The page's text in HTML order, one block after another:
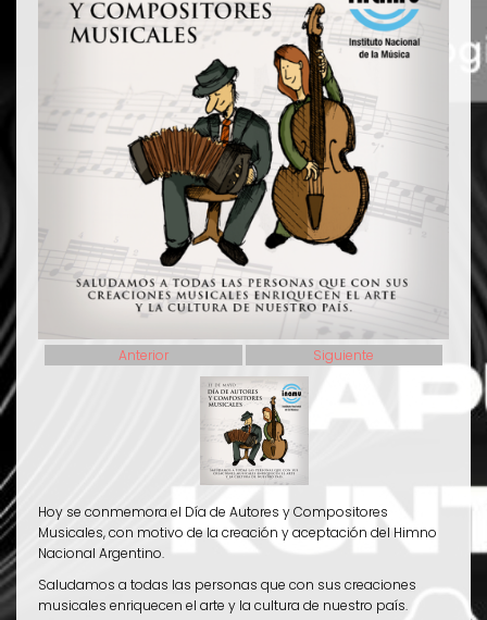
Anterior Siguiente
Hoy se conmemora el Día de Autores y Compositores
Musicales, con motivo de la creación y aceptación del Himno
Nacional Argentino.
Saludamos a todas las personas que con sus creaciones
musicales enriquecen el arte y la cultura de nuestro país.